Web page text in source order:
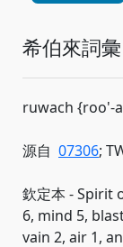
希伯來詞
ruwach {roo'-
源自 07306;
欽定本 - Spirit
6, mind 5,
vain 2, air 1,